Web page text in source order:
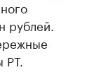
рублей.
РТ.